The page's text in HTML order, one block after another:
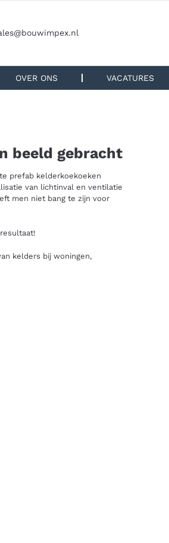
OVER ONS VACATURES
beeld gebracht
prefab kelderkoekoeken
van lichtinval en ventilatie
men niet bang te zijn voor
kelders bij woningen,